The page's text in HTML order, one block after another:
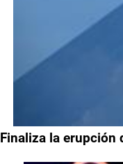
Finaliza la erupción